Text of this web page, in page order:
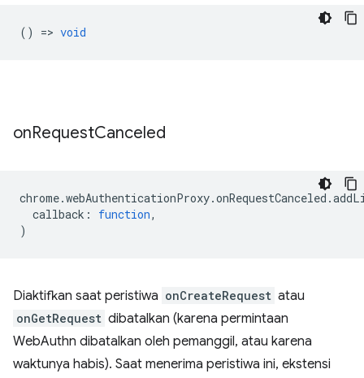
() => void
onRequestCanceled
chrome.webAuthenticationProxy.onRequestCanceled .
callback : function,
)
Diaktifkan saat peristiwa onCreateRequest atau
onGetRequest dibatalkan (karena permintaan
WebAuthn dibatalkan oleh pemanggil, atau karena
waktunya habis). Saat menerima peristiwa ini, ekstensi